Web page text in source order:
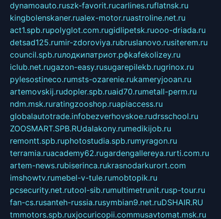
dynamoauto.ruszk-favorit.rucarlines.ruflatnsk.ru
kingbolenskaner.rualex-motor.ruastroline.net.ru
act1.spb.rupolyglot.com.rugidlipetsk.ruooo-driada.ru
detsad125.rumir-zdoroviya.rubruslanovo.rusiterem.ru
council.spb.ruлодкипатриот.рфkafekolizey.ru
iclub.net.rugazon-easy.rusugarepilekb.rugrinox.ru
pylesostineco.rumsts-ozarenie.rukameryjooan.ru
artemovskij.rudopler.spb.ruaid70.rumetall-perm.ru
ndm.msk.ruratingzooshop.ruapiaccess.ru
globalautotrade.infobezverhovskoe.rudrsschool.ru
ZOOSMART.SPB.RUdalakony.rumedikijob.ru
remontt.spb.ruphotostudia.spb.rumyragon.ru
terramia.ruacademy62.rugardengallereya.rurti.com.ru
artem-news.rubiserinca.rukrasnodarkurort.com
imshowtv.rumebel-v-tule.rumobtopik.ru
pcsecurity.net.rutool-sib.rumultimetrunit.rusp-tour.ru
fan-cs.rusanteh-russia.rusymbian9.net.ruDSHAIR.RU
tmmotors.spb.ruxjocuricopii.commusavtomat.msk.ru